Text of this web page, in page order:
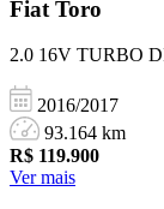
Fiat Toro
2.0 16V TURBO
2016/2017
93.164 km
R$ 119.900
Ver mais